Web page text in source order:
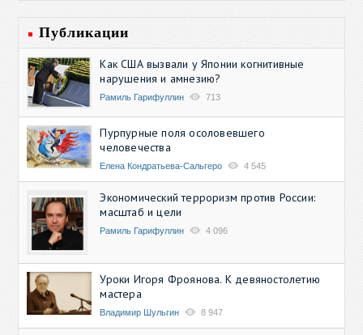
Публикации
Как США вызвали у Японии когнитивные
нарушения и амнезию?
Рамиль Гарифуллин 713
Пурпурные поля осоловевшего
человечества
Елена Кондратьева-Сальгеро 4 545
Экономический терроризм против России:
масштаб и цели
Рамиль Гарифуллин 4 096
Уроки Игоря Фроянова. К девяностолетию
мастера
Владимир Шульгин 8 947